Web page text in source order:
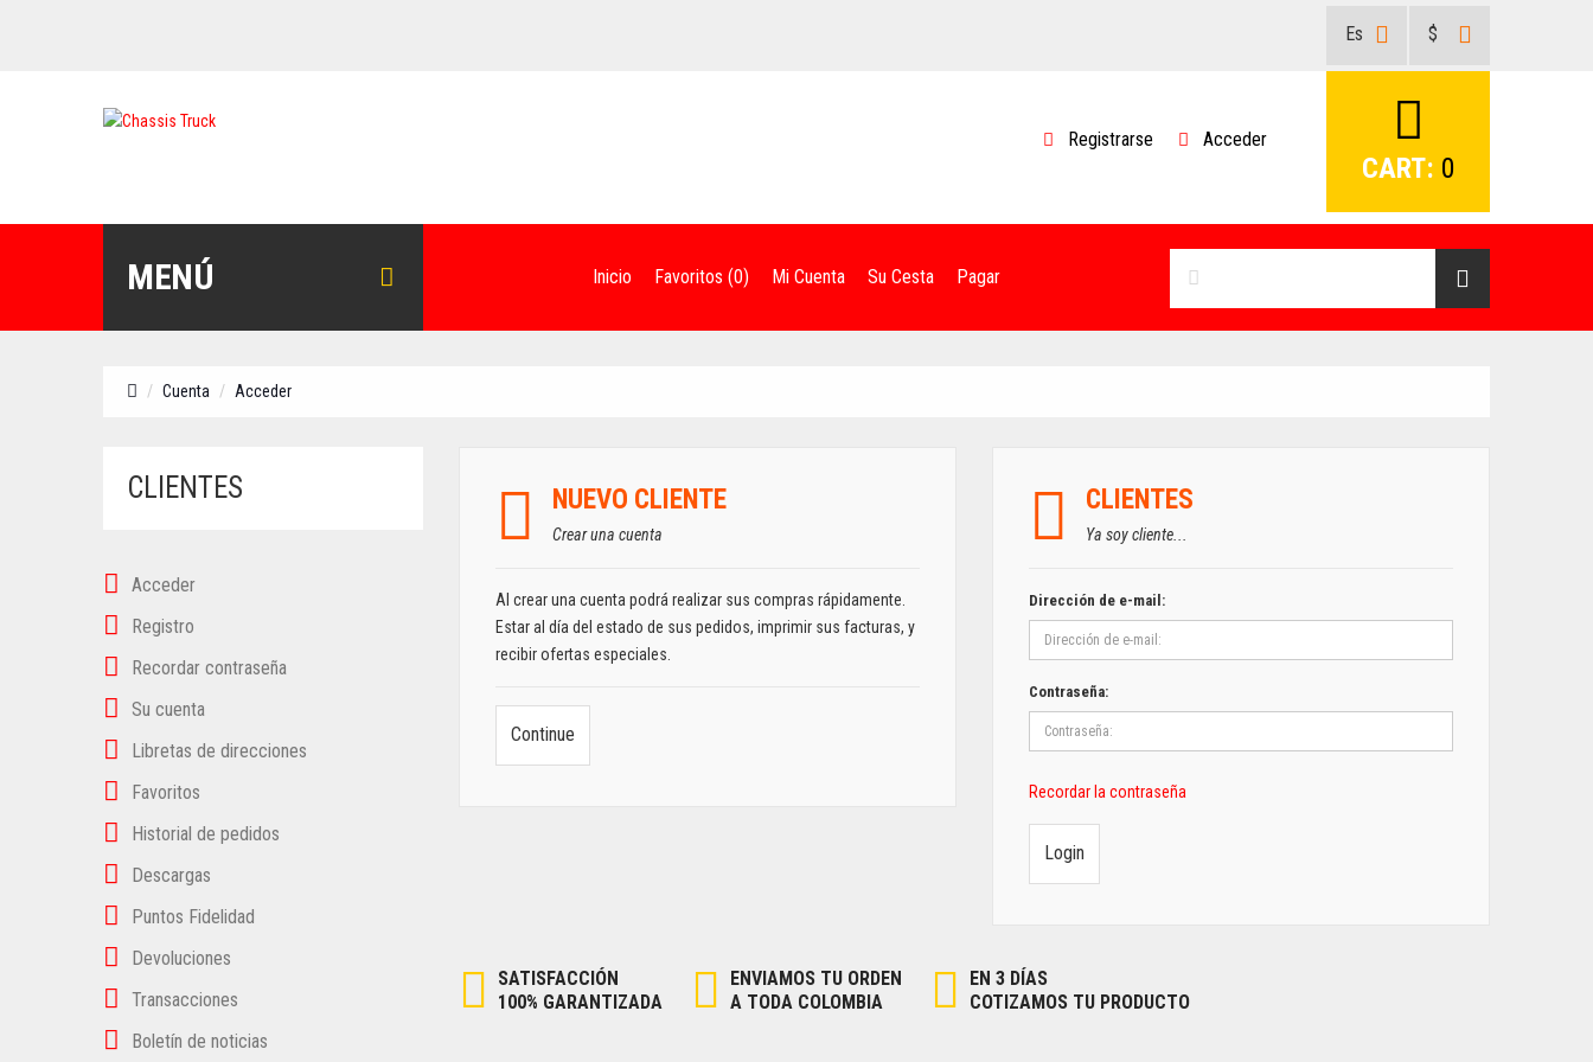
$
Es
CART: 0
Acceder
Registrarse
MENÚ Inicio Favoritos (0) Mi Cuenta Su Cesta Pagar
Cuenta Acceder
CLIENTES
Acceder
Registro
Recordar contraseña
Su cuenta
Libretas de direcciones
Favoritos
Historial de pedidos
Descargas
Puntos Fidelidad
Devoluciones
Transacciones
Boletín de noticias
NUEVO CLIENTE
Crear una cuenta
Al crear una cuenta podrá realizar sus compras rápidamente.
Estar al día del estado de sus pedidos, imprimir sus facturas, y
recibir ofertas especiales.
Continue
CLIENTES
Ya soy cliente...
Dirección de e-mail:
Contraseña:
Recordar la contraseña
SATISFACCIÓN
100% GARANTIZADA
ENVIAMOS TU ORDEN
A TODA COLOMBIA
EN 3 DÍAS
COTIZAMOS TU PRODUCTO